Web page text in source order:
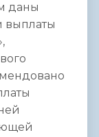
даны
выплаты